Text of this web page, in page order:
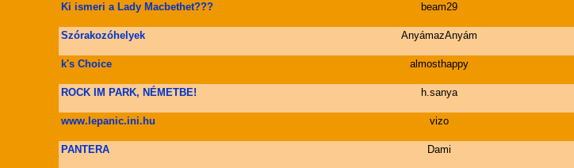
Ki ismeri a Lady Macbethet???
beam29
Szórakozóhelyek
AnyámazAnyám
k's Choice
almosthappy
ROCK IM PARK, NÉMETBE!
h.sanya
www.lepanic.ini.hu
vizo
PANTERA
Dami